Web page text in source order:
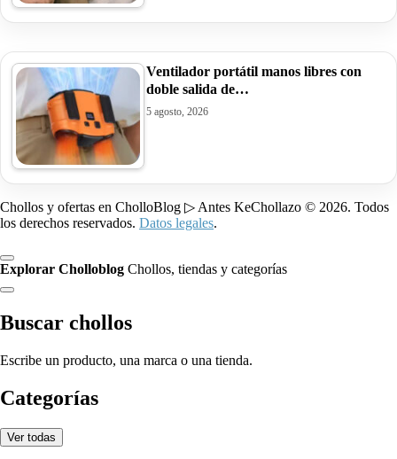
Ventilador portátil manos libres con
doble salida de…
5 agosto, 2026
Chollos y ofertas en CholloBlog ▷ Antes KeChollazo © 2026. Todos
los derechos reservados. Datos legales.
Explorar Cholloblog Chollos, tiendas y categorías
Buscar chollos
Escribe un producto, una marca o una tienda.
Categorías
Ver todas